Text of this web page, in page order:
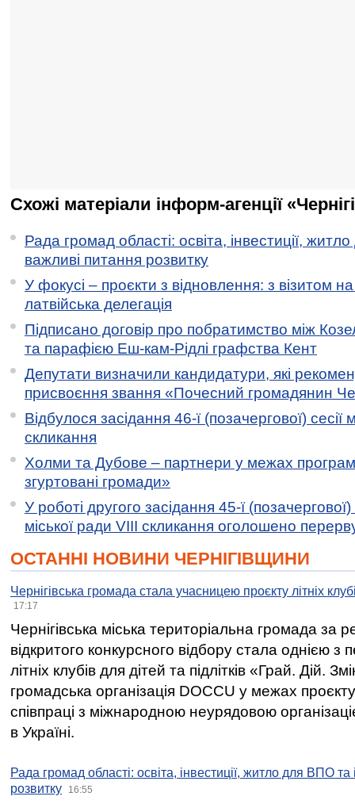
Схожі матеріали інформ-агенції
Рада громад області: освіта, інвестиції,
важливі питання розвитку
У фокусі – проєкти з відновлення: з візитом
латвійська делегація
Підписано договір про побратимство між
та парафією Еш-кам-Рідлі графства Кент
Депутати визначили кандидатури, які
присвоєння звання «Почесний громадянин
Відбулося засідання 46-ї (позачергової) сесії
скликання
Холми та Дубове – партнери у межах
згуртовані громади»
У роботі другого засідання 45-ї (позачергової)
міської ради VIII скликання оголошено
ОСТАННІ НОВИНИ ЧЕРНІГІВЩИНИ
Чернігівська громада стала учасницею проєкту літніх
17:17
Чернігівська міська територіальна громада за
відкритого конкурсного відбору стала однією
літніх клубів для дітей та підлітків «Грай. Дій.
громадська організація DOCCU у межах
співпраці з міжнародною неурядовою
в Україні.
Рада громад області: освіта, інвестиції, житло для ВПО
розвитку
16:55